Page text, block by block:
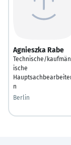
Agnieszka Rabe
Technische/
ische
n
Berlin